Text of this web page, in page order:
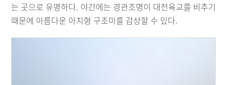
는 곳으로 유명하다. 야간에는 경관조명이 대전육교를 비추기
때문에 아름다운 아치형 구조미를 감상할 수 있다.